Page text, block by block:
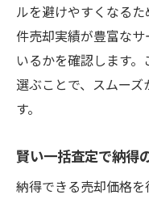
秘訣
査定前に準
一括査定サ
門真市での
め
ルを避けやすくなる
件売却実績が豊富な
いるかを確認します
選ぶことで、スムー
す。
賢い一括査定で納得
納得できる売却価格